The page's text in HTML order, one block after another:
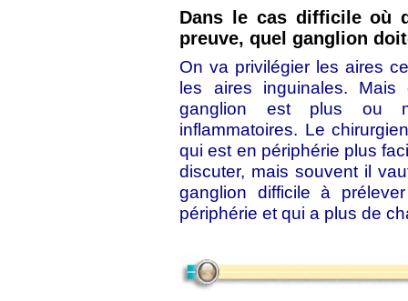
Dans le cas difficile où
preuve, quel ganglion
On va privilégier les aires
les aires inguinales.
ganglion est plus ou
inflammatoires. Le
qui est en périphérie plus
discuter, mais souvent il
ganglion difficile à
périphérie et qui a plus de